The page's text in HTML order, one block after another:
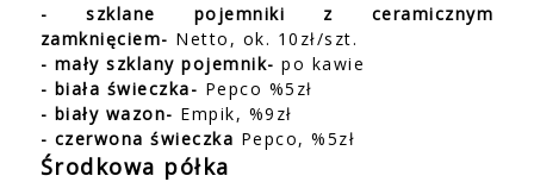
-szklane pojemniki z ceramicznym
zamknięciem- Netto, ok. 10zł/szt.
- mały szklany pojemnik- po kawie
- biała świeczka- Pepco %5zł
- biały wazon- Empik, %9zł
- czerwona świeczka Pepco, %5zł
Środkowa półka